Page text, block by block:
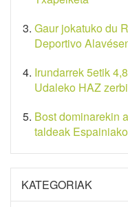
Gaur jokatuko du
Deportivo
Irundarrek 5etik
Udaleko HAZ
Bost dominarekin
taldeak
KATEGORIAK